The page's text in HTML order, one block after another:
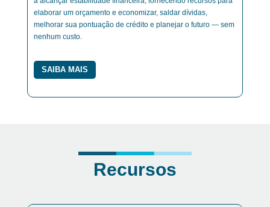
elaborar um orçamento e economizar, saldar dívidas,
melhorar sua pontuação de crédito e planejar o futuro — sem
nenhum custo.
SAIBA MAIS
Recursos